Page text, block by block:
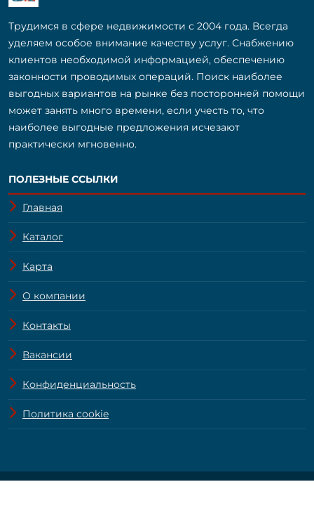
Трудимся в сфере недвижимости с 2004 года. Всегда
уделяем особое внимание качеству услуг. Снабжению
клиентов необходимой информацией, обеспечению
законности проводимых операций. Поиск наиболее
выгодных вариантов на рынке без посторонней помощи
может занять много времени, если учесть то, что
наиболее выгодные предложения исчезают
практически мгновенно.
ПОЛЕЗНЫЕ ССЫЛКИ
Главная
Каталог
Карта
О компании
Контакты
Вакансии
Конфиденциальность
Политика cookie